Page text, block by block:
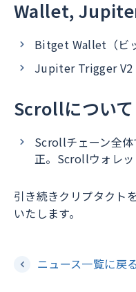
Wallet,
Bitget Wallet（ビ
Jupiter Trigger V2
Scrollについて
Scrollチェーン全
正。Scrollウォレッ
引き続きクリプタクト
いたします。
ニュース一覧に戻る